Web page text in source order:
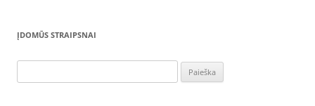
ĮDOMŪS STRAIPSNAI